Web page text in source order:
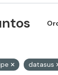
datasus